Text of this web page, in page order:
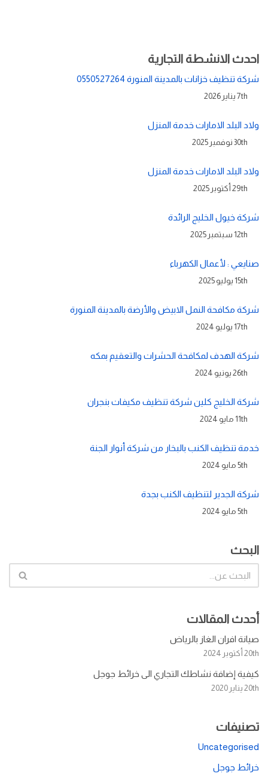
احدث الانشطة التجارية
شركة تنظيف خزانات بالمدينة المنورة 0550527264
7th يناير 2026
ولاد البلد الامارات خدمة المنزل
30th نوفمبر 2025
ولاد البلد الامارات خدمة المنزل
29th أكتوبر 2025
شركة خيول الخليج الرائدة
12th سبتمبر 2025
صنايعي : لأعمال الكهرباء
15th يوليو 2025
شركة مكافحة النمل الابيض والأرضة بالمدينة المنورة
17th يوليو 2024
شركة الهدف لمكافحة الحشرات والتعقيم بمكه
26th يونيو 2024
شركة الخليج كلين شركة تنظيف مكيفات بنجران
11th مايو 2024
خدمة تنظيف الكنب بالبخار من شركة أنوار الجنة
5th مايو 2024
شركة الجدير لتنظيف الكنب بجدة
5th مايو 2024
البحث
أحدث المقالات
صيانة افران الغاز بالرياض
20th أكتوبر 2024
كيفية إضافة نشاطك التجاري الى خرائط جوجل
20th يناير 2020
تصنيفات
Uncategorised
خرائط جوجل